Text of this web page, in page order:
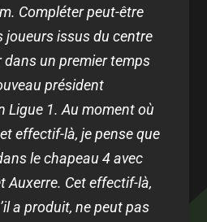
Compléter peut-être
joueurs issus du centre
un premier temps
président
Ligue 1. Au moment où
effectif-là, je pense que
le chapeau 4 avec
Auxerre. Cet effectif-là,
a produit, ne peut pas